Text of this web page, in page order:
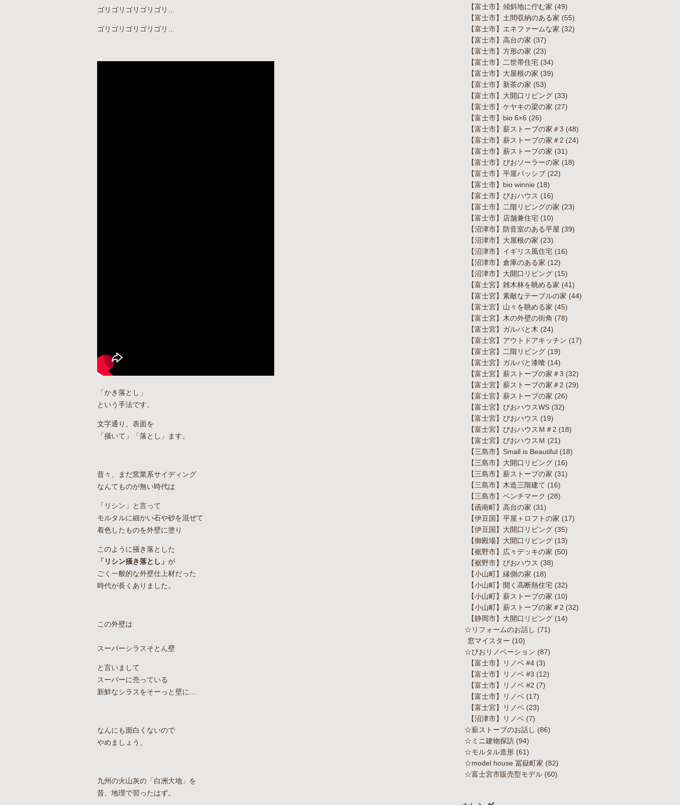
ゴリゴリゴリゴリゴリ…
ゴリゴリゴリゴリゴリ…
「かき落とし」
という手法です。
文字通り、表面を
「掻いて」「落とし」ます。
昔々、まだ窯業系サイディング
なんてものが無い時代は
「リシン」と言って
モルタルに細かい石や砂を混ぜて
着色したものを外壁に塗り
このように掻き落とした
「リシン掻き落とし」 が
ごく一般的な外壁仕上材だった
時代が長くありました。
この外壁は
スーパーシラスそとん壁
と言いまして
スーパーに売っている
新鮮なシラスをそーっと壁に…
なんにも面白くないので
やめましょう。
九州の火山灰の「白洲大地」を
昔、地理で習ったはず。
【富士市】傾斜地に佇む家 (49)
【富士市】土間収納のある家 (55)
【富士市】エネファームな家 (32)
【富士市】高台の家 (37)
【富士市】方形の家 (23)
【富士市】二世帯住宅 (34)
【富士市】大屋根の家 (39)
【富士市】新茶の家 (53)
【富士市】大開口リビング (33)
【富士市】ケヤキの梁の家 (27)
【富士市】bio 6×6 (26)
【富士市】薪ストーブの家＃3 (48)
【富士市】薪ストーブの家＃2 (24)
【富士市】薪ストーブの家 (31)
【富士市】びおソーラーの家 (18)
【富士市】平屋パッシブ (22)
【富士市】bio winnie (18)
【富士市】びおハウス (16)
【富士市】二階リビングの家 (23)
【富士市】店舗兼住宅 (10)
【沼津市】防音室のある平屋 (39)
【沼津市】大屋根の家 (23)
【沼津市】イギリス風住宅 (16)
【沼津市】倉庫のある家 (12)
【沼津市】大開口リビング (15)
【富士宮】雑木林を眺める家 (41)
【富士宮】素敵なテーブルの家 (44)
【富士宮】山々を眺める家 (45)
【富士宮】木の外壁の街角 (78)
【富士宮】ガルバと木 (24)
【富士宮】アウトドアキッチン (17)
【富士宮】二階リビング (19)
【富士宮】ガルバと漆喰 (14)
【富士宮】薪ストーブの家＃3 (32)
【富士宮】薪ストーブの家＃2 (29)
【富士宮】薪ストーブの家 (26)
【富士宮】びおハウスWS (32)
【富士宮】びおハウス (19)
【富士宮】びおハウスＭ＃2 (18)
【富士宮】びおハウスＭ (21)
【三島市】Small is Beautiful (18)
【三島市】大開口リビング (16)
【三島市】薪ストーブの家 (31)
【三島市】木造三階建て (16)
【三島市】ベンチマーク (28)
【函南町】高台の家 (31)
【伊豆国】平屋＋ロフトの家 (17)
【伊豆国】大開口リビング (35)
【御殿場】大開口リビング (13)
【裾野市】広々デッキの家 (50)
【裾野市】びおハウス (38)
【小山町】縁側の家 (18)
【小山町】開く高断熱住宅 (32)
【小山町】薪ストーブの家 (10)
【小山町】薪ストーブの家＃2 (32)
【静岡市】大開口リビング (14)
☆リフォームのお話し (71)
窓マイスター (10)
☆びおリノベーション (87)
【富士市】リノベ #4 (3)
【富士市】リノベ #3 (12)
【富士市】リノベ #2 (7)
【富士市】リノベ (17)
【富士宮】リノベ (23)
【沼津市】リノベ (7)
☆薪ストーブのお話し (86)
☆ミニ建物探訪 (94)
☆モルタル造形 (61)
☆model house 冨嶽町家 (82)
☆富士宮市販売型モデル (60)